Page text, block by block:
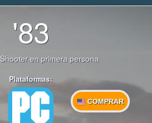
'83
Shooter en primera persona
Plataformas:
COMPRAR